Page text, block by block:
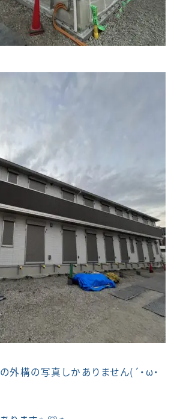
外構の写真しかありません(´・ω・